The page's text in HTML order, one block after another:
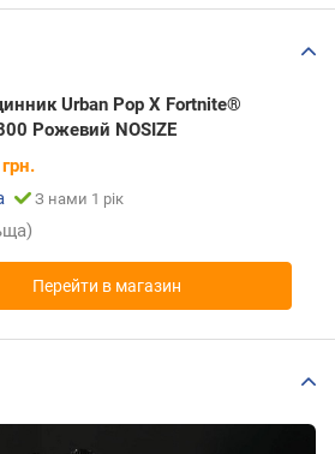
Urban Pop X Fortnite®
Рожевий NOSIZE
грн.
З нами 1 рік
Перейти в магазин